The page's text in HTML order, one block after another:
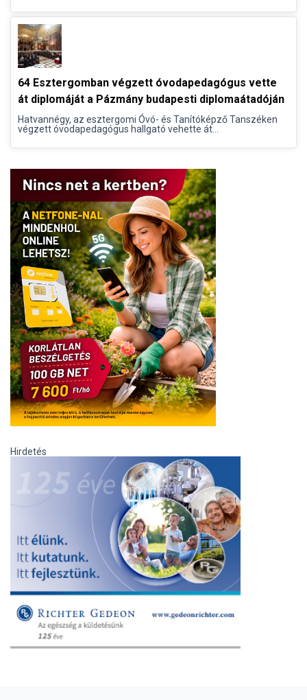
64 Esztergomban végzett óvodapedagógus vette
át diplomáját a Pázmány budapesti diplomaátadóján
Hatvannégy, az esztergomi Óvó- és Tanítóképző Tanszéken
végzett óvodapedagógus hallgató vehette át...
Hirdetés